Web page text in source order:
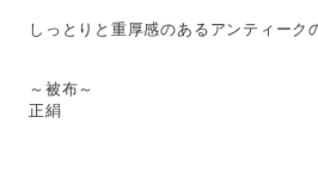
しっとりと重厚感のあるアンティーク
～被布～
正絹